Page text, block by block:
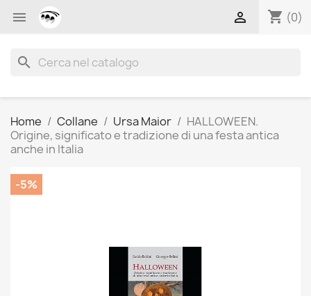
 shopping_cart (0)

search
Home Collane Ursa Maior
HALLOWEEN.
Origine, significato e tradizione di una festa antica
anche in Italia
-5%